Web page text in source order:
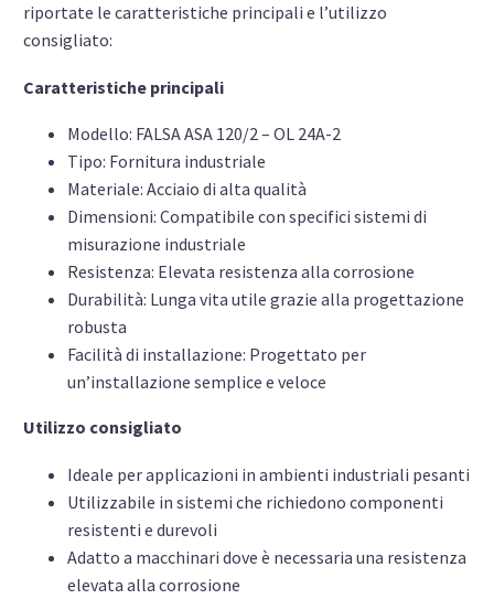
riportate le caratteristiche principali e l’utilizzo
consigliato:
Caratteristiche principali
Modello: FALSA ASA 120/2 – OL 24A-2
Tipo: Fornitura industriale
Materiale: Acciaio di alta qualità
Dimensioni: Compatibile con specifici sistemi di
misurazione industriale
Resistenza: Elevata resistenza alla corrosione
Durabilità: Lunga vita utile grazie alla progettazione
robusta
Facilità di installazione: Progettato per
un’installazione semplice e veloce
Utilizzo consigliato
Ideale per applicazioni in ambienti industriali pesanti
Utilizzabile in sistemi che richiedono componenti
resistenti e durevoli
Adatto a macchinari dove è necessaria una resistenza
elevata alla corrosione